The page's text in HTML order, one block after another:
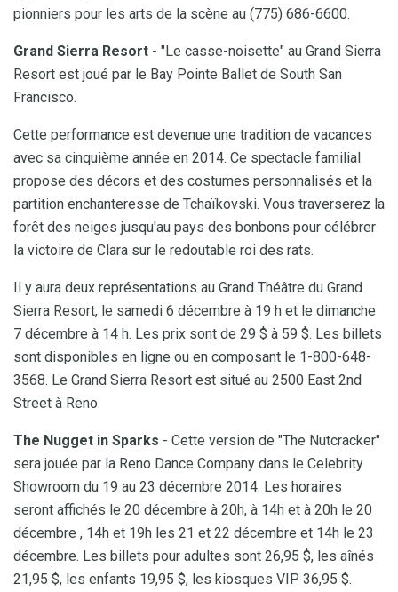
pionniers pour les arts de la scène au (775) 686-6600.
Grand Sierra Resort - "Le casse-noisette" au Grand Sierra
Resort est joué par le Bay Pointe Ballet de South San
Francisco.
Cette performance est devenue une tradition de vacances
avec sa cinquième année en 2014. Ce spectacle familial
propose des décors et des costumes personnalisés et la
partition enchanteresse de Tchaïkovski. Vous traverserez la
forêt des neiges jusqu'au pays des bonbons pour célébrer
la victoire de Clara sur le redoutable roi des rats.
Il y aura deux représentations au Grand Théâtre du Grand
Sierra Resort, le samedi 6 décembre à 19 h et le dimanche
7 décembre à 14 h. Les prix sont de 29 $ à 59 $. Les billets
sont disponibles en ligne ou en composant le 1-800-648-
3568. Le Grand Sierra Resort est situé au 2500 East 2nd
Street à Reno.
The Nugget in Sparks - Cette version de "The Nutcracker"
sera jouée par la Reno Dance Company dans le Celebrity
Showroom du 19 au 23 décembre 2014. Les horaires
seront affichés le 20 décembre à 20h, à 14h et à 20h le 20
décembre , 14h et 19h les 21 et 22 décembre et 14h le 23
décembre. Les billets pour adultes sont 26,95 $, les aînés
21,95 $, les enfants 19,95 $, les kiosques VIP 36,95 $.